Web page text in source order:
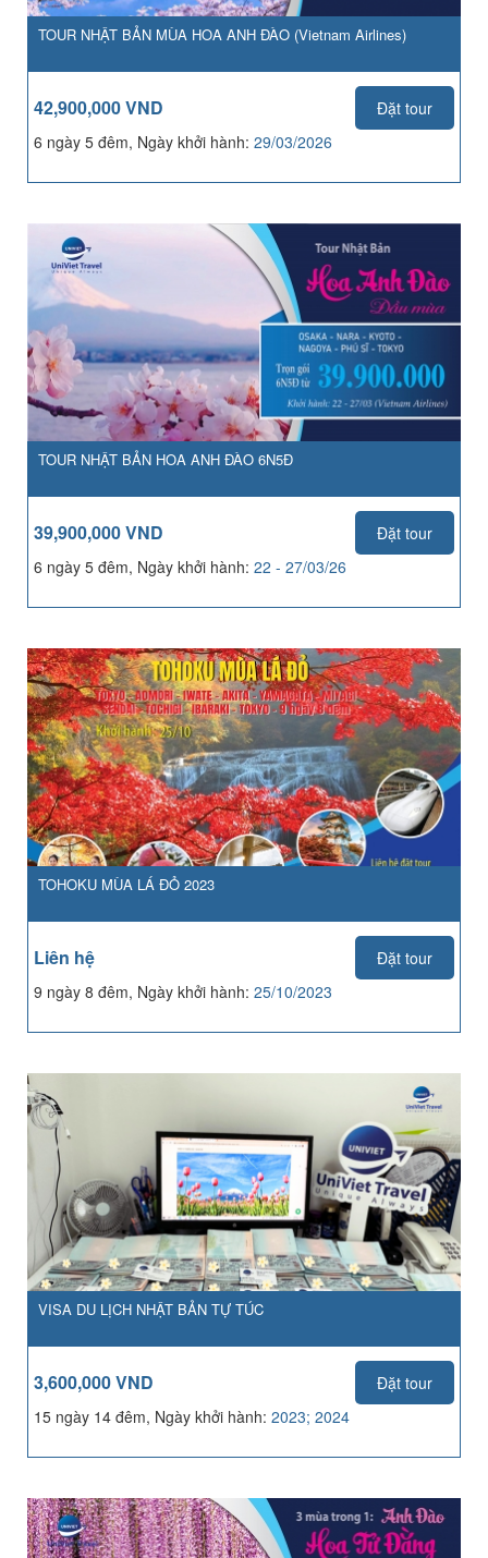
TOUR NHẬT BẢN MÙA HOA ANH ĐÀO (Vietnam Airlines)
42,900,000 VND
Đặt tour
6 ngày 5 đêm, Ngày khởi hành: 29/03/2026
TOUR NHẬT BẢN HOA ANH ĐÀO 6N5Đ
39,900,000 VND
Đặt tour
6 ngày 5 đêm, Ngày khởi hành: 22 - 27/03/26
TOHOKU MÙA LÁ ĐỎ 2023
Liên hệ
Đặt tour
9 ngày 8 đêm, Ngày khởi hành: 25/10/2023
VISA DU LỊCH NHẬT BẢN TỰ TÚC
3,600,000 VND
Đặt tour
15 ngày 14 đêm, Ngày khởi hành: 2023; 2024